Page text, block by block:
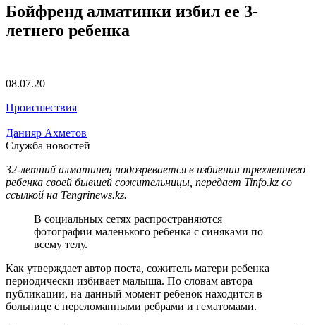
Бойфренд алматинки избил ее 3-
летнего ребенка
08.07.20
Происшествия
Данияр Ахметов
Служба новостей
32-летний алматинец подозревается в избиении трехлетнего
ребенка своей бывшей сожительницы, передает Tinfo.kz со
ссылкой на Tengrinews.kz.
В социальных сетях распространяются
фотографии маленького ребенка с синяками по
всему телу.
Как утверждает автор поста, сожитель матери ребенка
периодически избивает малыша. По словам автора
публикации, на данный момент ребенок находится в
больнице с переломанными ребрами и гематомами.